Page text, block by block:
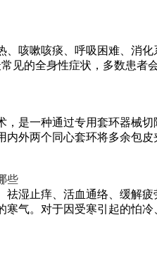
、咳嗽咳痰、呼吸困难、消
见的全身性症状，多数患
，是一种通过专用套环器械
内外两个同心套环将多余包
些
祛湿止痒、活血通络、缓解
寒气。对于因受寒引起的怕